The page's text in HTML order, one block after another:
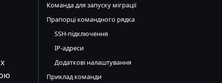
Команда для запуску міграції
Прапорці командного рядка
SSH-підключення
IP-адреси
Додаткові налаштування
Приклад команди